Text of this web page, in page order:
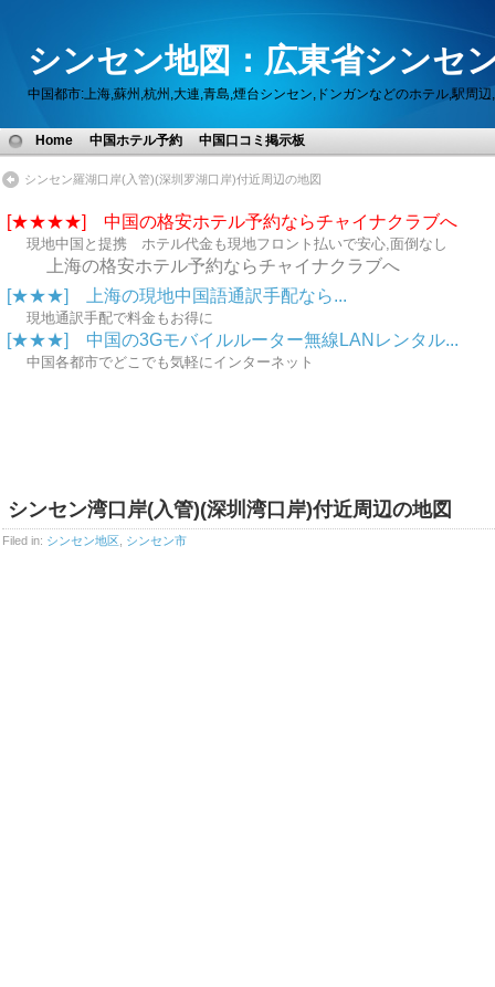
シンセン地図：広東省シンセ
中国都市:上海,蘇州,杭州,大連,青島,煙台シンセン,ドンガンなどのホテル,駅周
Home 中国ホテル予約 中国口コミ掲示板
シンセン羅湖口岸(入管)(深圳罗湖口岸)付近周辺の地図
[★★★★] 中国の格安ホテル予約ならチャイナクラブへ
現地中国と提携 ホテル代金も現地フロント払いで安心,面倒なし
上海の格安ホテル予約ならチャイナクラブへ
[★★★] 上海の現地中国語通訳手配なら...
現地通訳手配で料金もお得に
[★★★] 中国の3Gモバイルルーター無線LANレンタル...
中国各都市でどこでも気軽にインターネット
シンセン湾口岸(入管)(深圳湾口岸)付近周辺の地図
Filed in: シンセン地区 シンセン市